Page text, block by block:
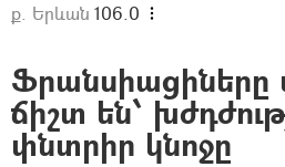
ք. Երևան 106.0
Ֆրանսիացիները
ճիշտ են՝
փնտրիր կնոջը